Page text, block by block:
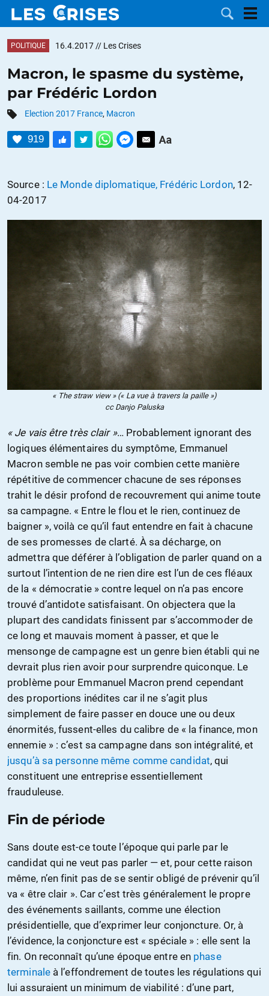
LES
DOSSIERS
CATÉGORIES
CONTACTER
FAIRE UN
POLITIQUE 16.4.2017 // Les Crises
Macron, le spasme du système,
par Frédéric Lordon
Election 2017 France, Macron
919
Source : Le Monde diplomatique, Frédéric Lordon, 12-
04-2017
« The straw view » (« La vue à travers la paille »)
cc Danjo Paluska
« Je vais être très clair »… Probablement ignorant des
logiques élémentaires du symptôme, Emmanuel
Macron semble ne pas voir combien cette manière
répétitive de commencer chacune de ses réponses
trahit le désir profond de recouvrement qui anime toute
sa campagne. « Entre le flou et le rien, continuez de
baigner », voilà ce qu’il faut entendre en fait à chacune
de ses promesses de clarté. À sa décharge, on
admettra que déférer à l’obligation de parler quand on a
surtout l’intention de ne rien dire est l’un de ces fléaux
de la « démocratie » contre lequel on n’a pas encore
trouvé d’antidote satisfaisant. On objectera que la
plupart des candidats finissent par s’accommoder de
ce long et mauvais moment à passer, et que le
mensonge de campagne est un genre bien établi qui ne
devrait plus rien avoir pour surprendre quiconque. Le
problème pour Emmanuel Macron prend cependant
des proportions inédites car il ne s’agit plus
simplement de faire passer en douce une ou deux
énormités, fussent-elles du calibre de « la finance, mon
ennemie » : c’est sa campagne dans son intégralité, et
jusqu’à sa personne même comme candidat, qui
constituent une entreprise essentiellement
frauduleuse.
Fin de période
Sans doute est-ce toute l’époque qui parle par le
candidat qui ne veut pas parler — et, pour cette raison
même, n’en finit pas de se sentir obligé de prévenir qu’il
va « être clair ». Car c’est très généralement le propre
des événements saillants, comme une élection
présidentielle, que d’exprimer leur conjoncture. Or, à
l’évidence, la conjoncture est « spéciale » : elle sent la
fin. On reconnaît qu’une époque entre en phase
terminaleà l’effondrement de toutes les régulations qui
lui assuraient un minimum de viabilité : d’une part,